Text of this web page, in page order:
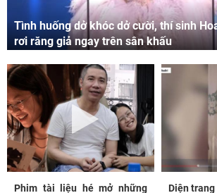
Tình huống dở khóc dở cười, thí sinh
rơi răng giả ngay trên sân khấu
Phim tài liệu hé mở những
Diện trang